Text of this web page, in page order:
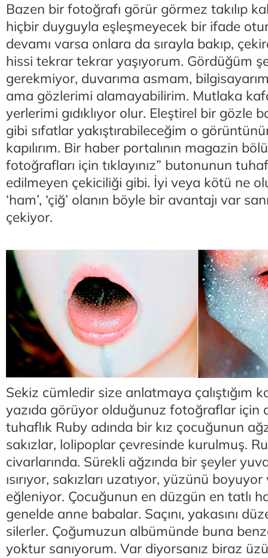
Bazen bir fotoğrafı görür görmez takılıp
hiçbir duyguyla eşleşmeyecek bir ifade
devamı varsa onlara da sırayla bakıp,
hissi tekrar tekrar yaşıyorum. Gördüğüm
gerekmiyor, duvarıma asmam,
ama gözlerimi alamayabilirim. Mutlaka
yerlerimi gıdıklıyor olur. Eleştirel bir gözle
gibi sıfatlar yakıştırabileceğim o
kapılırım. Bir haber portalının magazin
fotoğrafları için tıklayınız” butonunun
edilmeyen çekiciliği gibi. İyi veya kötü ne
‘ham’, ‘çiğ’ olanın böyle bir avantajı var
çekiyor.
Sekiz cümledir size anlatmaya çalıştığım
yazıda görüyor olduğunuz fotoğraflar için
tuhaflık Ruby adında bir kız çocuğunun
sakızlar, lolipoplar çevresinde kurulmuş.
civarlarında. Sürekli ağzında bir şeyler
ısırıyor, sakızları uzatıyor, yüzünü
eğleniyor. Çocuğunun en düzgün en tatlı
genelde anne babalar. Saçını, yakasını
silerler. Çoğumuzun albümünde buna
yoktur sanıyorum. Var diyorsanız biraz